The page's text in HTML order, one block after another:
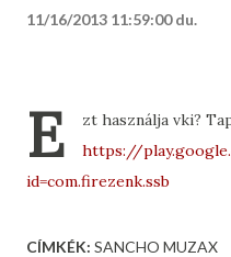
11/16/2013 11:59:00 du.
E
zt használja vki?
https://
id=com.firezenk.ssb
CÍMKÉK: SANCHO MUZAX